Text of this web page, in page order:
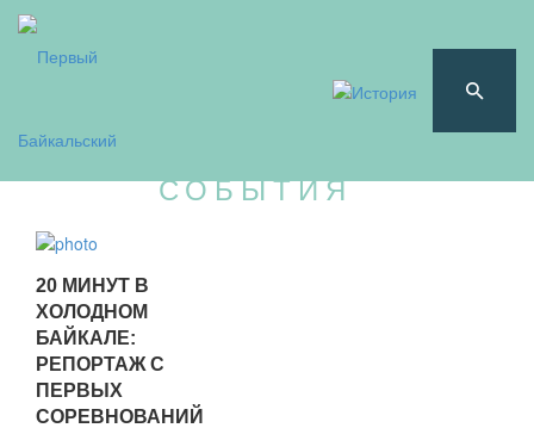
СОБЫТИЯ
20 МИНУТ В
ХОЛОДНОМ
БАЙКАЛЕ:
РЕПОРТАЖ С
ПЕРВЫХ
СОРЕВНОВАНИЙ